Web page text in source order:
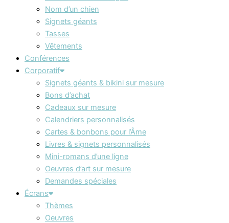
Nom d’un chien
Signets géants
Tasses
Vêtements
Conférences
Corporatif
Signets géants & bikini sur mesure
Bons d’achat
Cadeaux sur mesure
Calendriers personnalisés
Cartes & bonbons pour l’Âme
Livres & signets personnalisés
Mini-romans d’une ligne
Oeuvres d’art sur mesure
Demandes spéciales
Écrans
Thèmes
Oeuvres